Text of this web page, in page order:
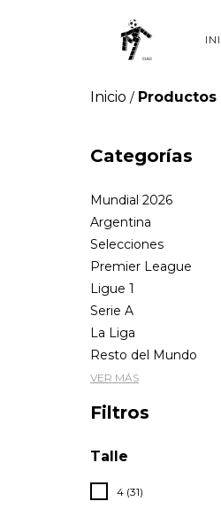
Inicio / Productos
Categorías
Mundial 2026
Argentina
Selecciones
Premier League
Ligue 1
Serie A
La Liga
Resto del Mundo
VER MÁS
Filtros
Talle
4 (31)